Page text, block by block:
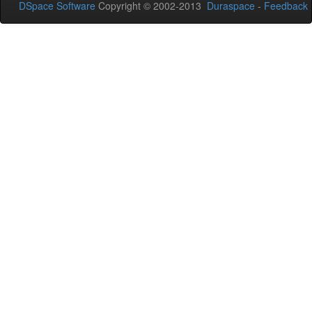
DSpace Software Copyright © 2002-2013 Duraspace - Feedback